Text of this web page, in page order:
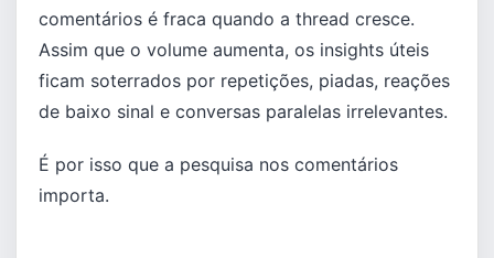
comentários é fraca quando a thread cresce.
Assim que o volume aumenta, os insights úteis
ficam soterrados por repetições, piadas, reações
de baixo sinal e conversas paralelas irrelevantes.
É por isso que a pesquisa nos comentários
importa.